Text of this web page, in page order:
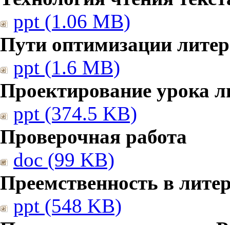
ppt (1.06 MB)
Пути оптимизации
ppt (1.6 MB)
Проектирование урока
ppt (374.5 KB)
Проверочная работа
doc (99 KB)
Преемственность в
ppt (548 KB)